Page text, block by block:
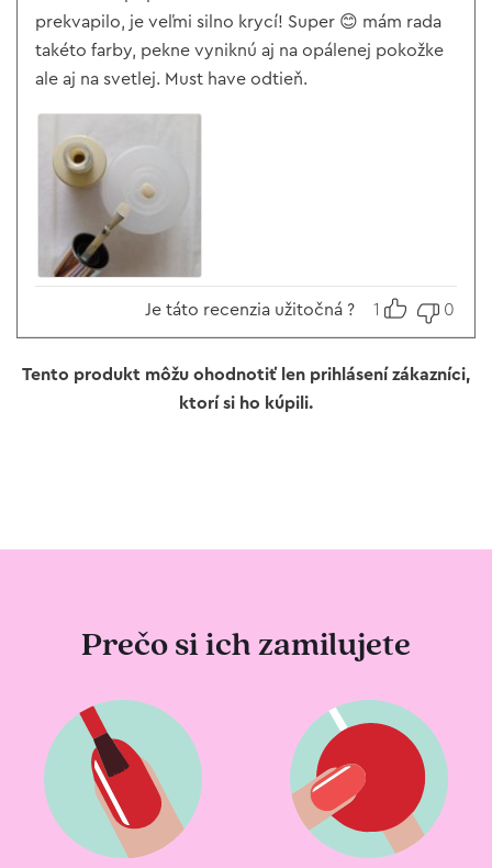
prekvapilo, je veľmi silno krycí! Super 😊 mám rada
takéto farby, pekne vyniknú aj na opálenej pokožke
ale aj na svetlej. Must have odtieň.
Je táto recenzia užitočná ? 1 0
Tento produkt môžu ohodnotiť len prihlásení zákazníci,
ktorí si ho kúpili.
Prečo si ich zamilujete